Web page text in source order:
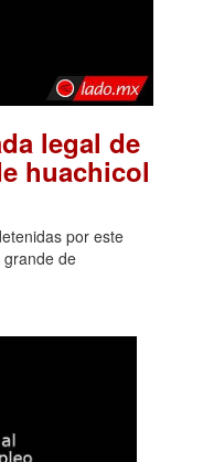
legal de
huachicol
por este
de